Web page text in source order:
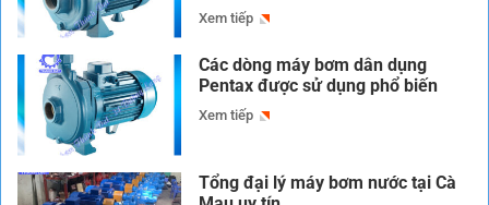
Xem tiếp
Các dòng máy bơm dân dụng
Pentax được sử dụng phổ biến
Xem tiếp
Tổng đại lý máy bơm nước tại Cà